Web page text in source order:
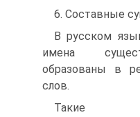
6. Составные
В русском
имена
образованы в
слов.
Такие